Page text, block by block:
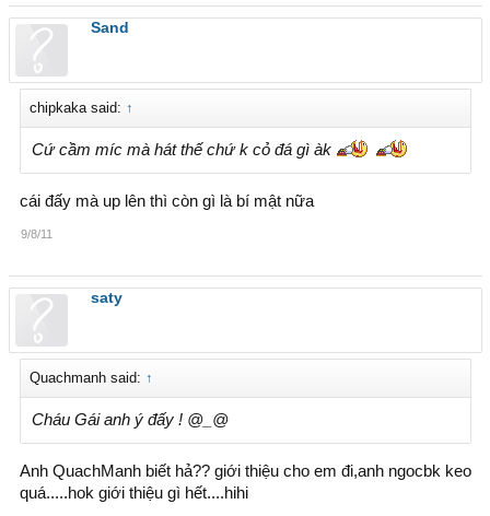
Sand
chipkaka said: ↑
Cứ cầm míc mà hát thế chứ k cỏ đá gì àk
cái đấy mà up lên thì còn gì là bí mật nữa
9/8/11
saty
Quachmanh said: ↑
Cháu Gái anh ý đấy ! @_@
Anh QuachManh biết hả?? giới thiệu cho em đi,anh ngocbk keo
quá.....hok giới thiệu gì hết....hihi